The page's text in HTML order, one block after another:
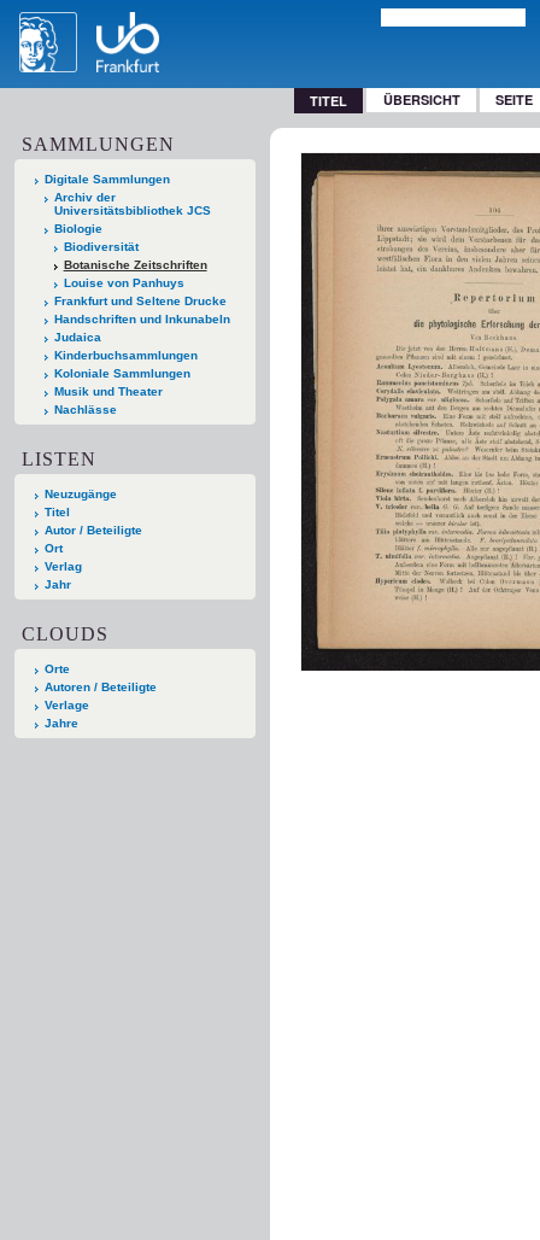
TITEL ÜBERSICHT SEITE
SAMMLUNGEN
Digitale Sammlungen
Archiv der
Universitätsbibliothek JCS
Biologie
Biodiversität
Botanische Zeitschriften
Louise von Panhuys
Frankfurt und Seltene Drucke
Handschriften und Inkunabeln
Judaica
Kinderbuchsammlungen
Koloniale Sammlungen
Musik und Theater
Nachlässe
LISTEN
Neuzugänge
Titel
Autor / Beteiligte
Ort
Verlag
Jahr
CLOUDS
Orte
Autoren / Beteiligte
Verlage
Jahre